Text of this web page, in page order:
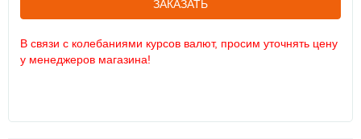
ЗАКАЗАТЬ
В связи с колебаниями курсов валют, просим уточнять цену
у менеджеров магазина!